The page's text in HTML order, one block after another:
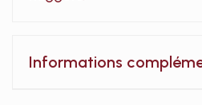
Informations